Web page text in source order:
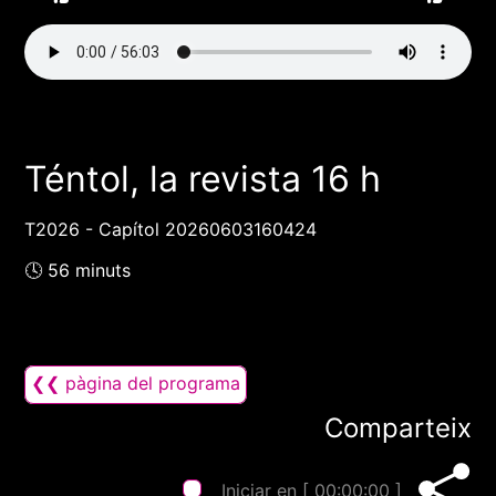
Téntol, la revista 16 h
T2026 - Capítol 20260603160424
🕓 56 minuts
❮❮ pàgina del programa
Comparteix
Iniciar en [ 00:00:00 ]